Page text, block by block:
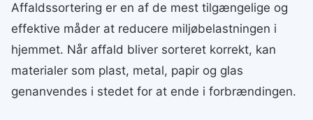
Affaldssortering er en af de mest tilgængelige og
effektive måder at reducere miljøbelastningen i
hjemmet. Når affald bliver sorteret korrekt, kan
materialer som plast, metal, papir og glas
genanvendes i stedet for at ende i forbrændingen.